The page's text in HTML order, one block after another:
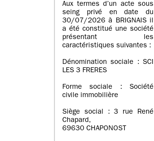
Aux termes d’un acte sous
seing privé en date du
30/07/2026 à BRIGNAIS il
a été constitué une société
présentant les
caractéristiques suivantes :
Dénomination sociale : SCI
LES 3 FRERES
Forme sociale : Société
civile immobilière
Siège social : 3 rue René
Chapard,
69630 CHAPONOST